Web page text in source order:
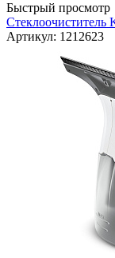
Быстрый просмотр
Стеклоочиститель
Артикул: 1212623